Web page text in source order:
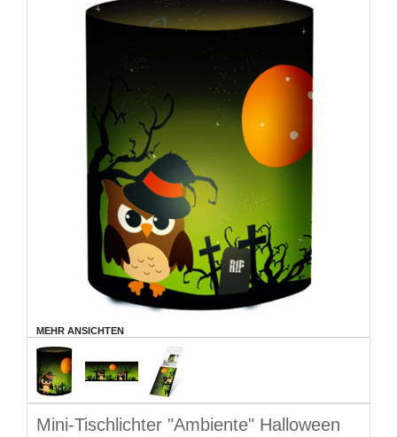
MEHR ANSICHTEN
Mini-Tischlichter "Ambiente" Halloween